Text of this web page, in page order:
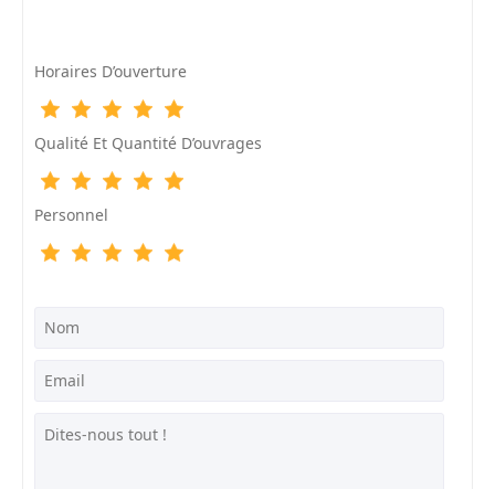
Horaires D’ouverture
Qualité Et Quantité D’ouvrages
Personnel